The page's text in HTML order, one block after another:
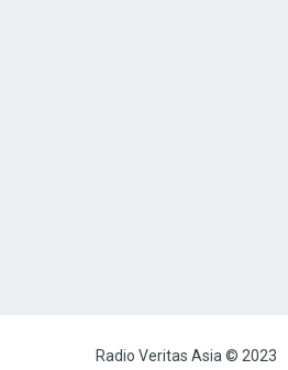
Radio Veritas Asia © 2023